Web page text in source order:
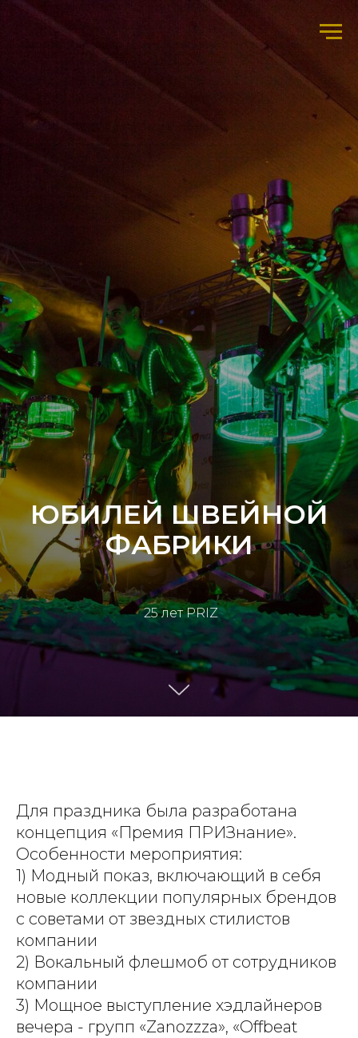
ЮБИЛЕЙ ШВЕЙНОЙ
ФАБРИКИ
25 летPRIZ
Для праздника была разработана
концепция «Премия ПРИЗнание».
Особенности мероприятия:
1) Модный показ, включающий в себя
новые коллекции популярных брендов
с советами от звездных стилистов
компании
2) Вокальный флешмоб от сотрудников
компании
3) Мощное выступление хэдлайнеров
вечера - групп «Zanozzza», «Offbeat